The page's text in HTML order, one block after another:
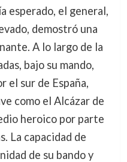
esperado, el general,
demostró una
A lo largo de la
bajo su mando,
el sur de España,
como el Alcázar de
heroico por parte
La capacidad de
de su bando y